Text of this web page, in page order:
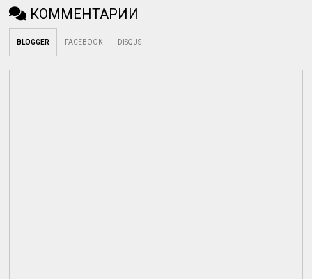
КОММЕНТАРИИ
BLOGGER FACEBOOK DISQUS